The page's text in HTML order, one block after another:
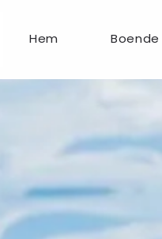
Hem Boende